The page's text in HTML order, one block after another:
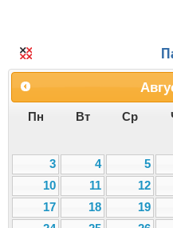
Пн Вт Ср
3
4 5
10
11 12
17
18 19